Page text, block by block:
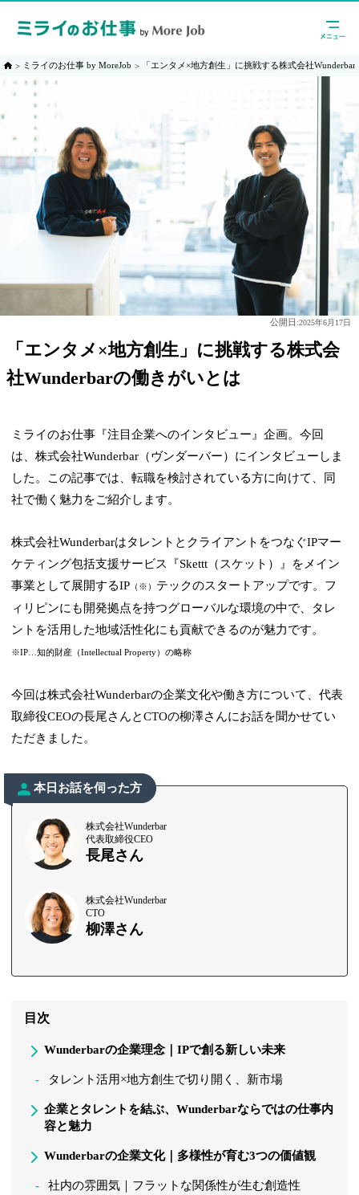
ミライのお仕事 by MoreJob 「エンタメ×地方創生」に挑戦する株式会社
公開日:2025年6月17日
「エンタメ×地方創生」に挑戦する株式会
社Wunderbarの働きがいとは
ミライのお仕事『注目企業へのインタビュー』企画。今回
は、株式会社Wunderbar（ヴンダーバー）にインタビューしま
した。この記事では、転職を検討されている方に向けて、同
社で働く魅力をご紹介します。
株式会社WunderbarはタレントとクライアントをつなぐIPマー
ケティング包括支援サービス『Skettt（スケット）』をメイン
事業として展開するIP （※） テックのスタートアップです。フ
ィリピンにも開発拠点を持つグローバルな環境の中で、タレ
ントを活用した地域活性化にも貢献できるのが魅力です。
※IP…知的財産（Intellectual Property）の略称
今回は株式会社Wunderbarの企業文化や働き方について、代表
取締役CEOの長尾さんとCTOの柳澤さんにお話を聞かせてい
ただきました。
本日お話を伺った方
株式会社Wunderbar
代表取締役CEO
長尾さん
株式会社Wunderbar
CTO
柳澤さん
目次
Wunderbarの企業理念｜IPで創る新しい未来
タレント活用×地方創生で切り開く、新市場
企業とタレントを結ぶ、Wunderbarならではの仕事内
容と魅力
Wunderbarの企業文化｜多様性が育む3つの価値観
社内の雰囲気｜フラットな関係性が生む創造性